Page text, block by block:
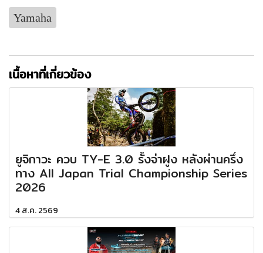
Yamaha
เนื้อหาที่เกี่ยวข้อง
ยูจิกาวะ ควบ TY-E 3.0 รั้งจ่าฝูง หลังผ่านครึ่ง
ทาง All Japan Trial Championship Series
2026
4 ส.ค. 2569